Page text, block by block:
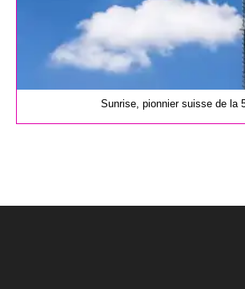
Sunrise, pionnier suisse de la